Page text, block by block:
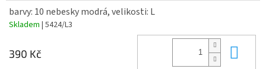
barvy: 10 nebesky modrá, velikosti: L
Skladem | 5424/L3
390 Kč